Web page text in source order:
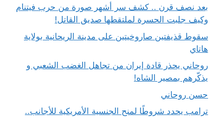
بعد نصف قرن .. كشف سر أشهر صورة من حرب فيتنام
وكيف جلبت الحسرة لملتقطها صديق القاتل!
سقوط قذيفتين صاروخيتين على مدينة الريحانية بولاية
هاتاي
روحاني يحذر قادة إيران من تجاهل الغضب الشعبي و
يذكّرهم بمصير الشاه!
حسن روحاني
ترامب يحدد شروطًا لمنح الجنسية الأمريكية للأجانب..